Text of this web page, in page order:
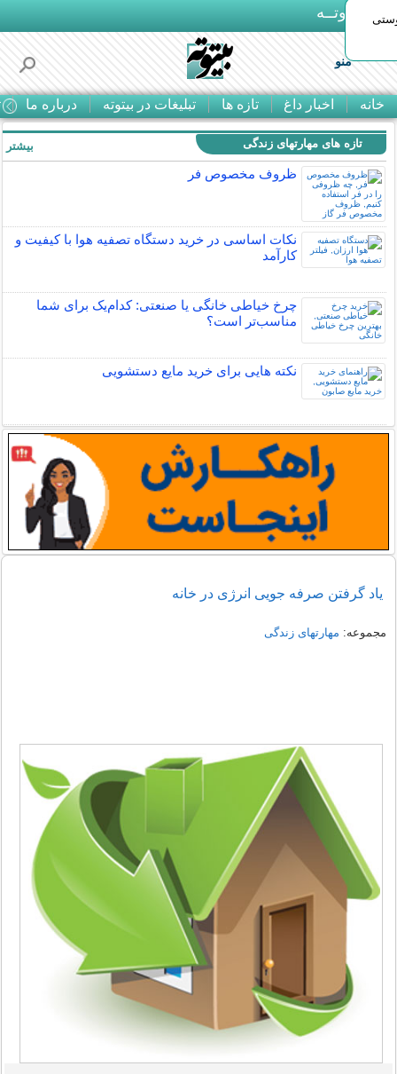
بـیتوتــه
منو
خانه اخبار داغ تازه ها تبلیغات در بیتوته درباره ما
تازه های مهارتهای زندگی
ظروف مخصوص فر
نکات اساسی در خرید دستگاه تصفیه هوا با کیفیت و
کارآمد
چرخ خیاطی خانگی یا صنعتی: کدام‌یک برای شما
مناسب‌تر است؟
نکته هایی برای خرید مایع دستشویی
بیشتر
یاد گرفتن صرفه جویی انرژی در خانه
مجموعه: مهارتهای زندگی